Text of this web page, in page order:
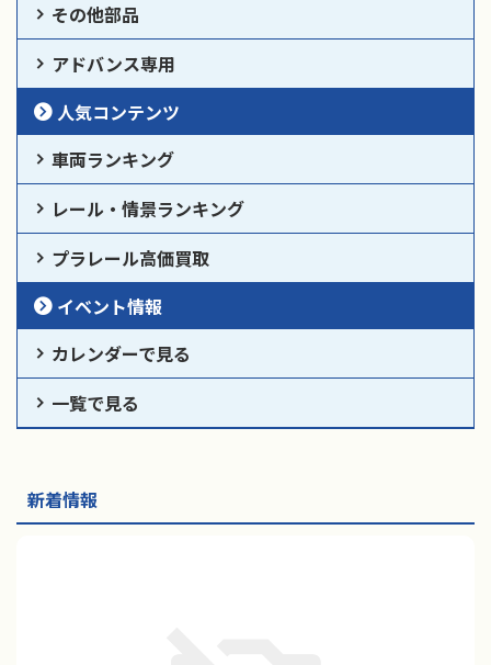
その他部品
アドバンス専用
人気コンテンツ
車両ランキング
レール・情景ランキング
プラレール高価買取
イベント情報
カレンダーで見る
一覧で見る
新着情報